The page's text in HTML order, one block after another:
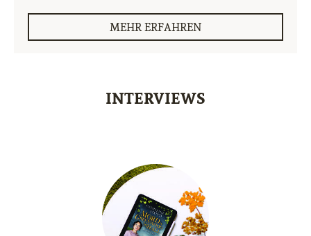
MEHR ERFAHREN
INTERVIEWS